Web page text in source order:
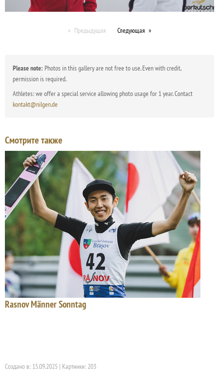
Предыдущая Следующая
Please note: Photos in this gallery are not free to use. Even with credit,
permission is required.
Athletes: we offer a special service allowing photo usage for 1 year. Contact
kontakt@nilgen.de
Смотрите также
Rasnov Männer Sonntag
Создано в: 15.09.2025 | Картинки: 203